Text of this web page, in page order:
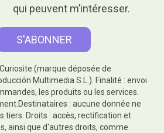
qui peuvent m’intéresser.
(marque déposée de
Multimedia S.L.). Finalité : envoi
les produits ou les services.
: aucune donnée ne
tiers. Droits : accès, rectification et
ainsi que d'autres droits, comme